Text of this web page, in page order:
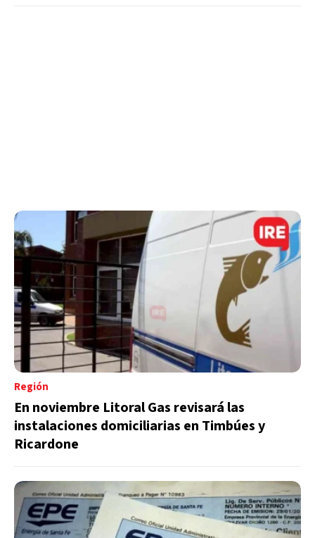
Región
En noviembre Litoral Gas revisará las
instalaciones domiciliarias en Timbúes y
Ricardone